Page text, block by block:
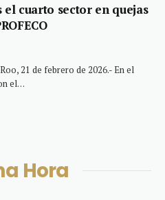
cuarto sector en quejas
21 de febrero de 2026.- En el
el…
Hora